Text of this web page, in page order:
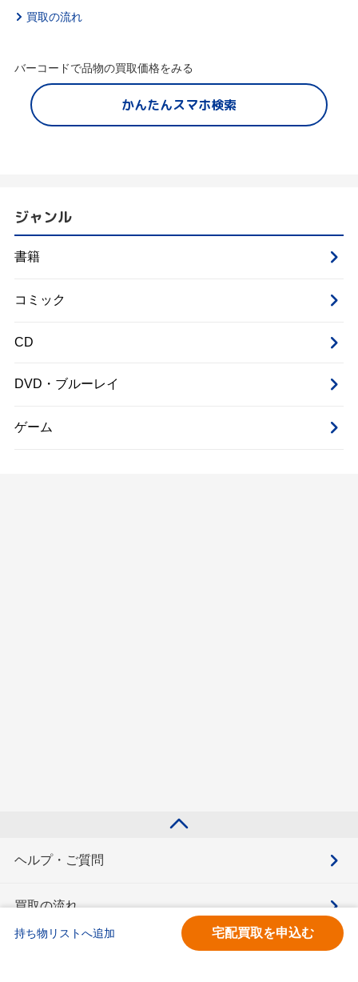
買取の流れ
バーコードで品物の買取価格をみる
かんたんスマホ検索
ジャンル
書籍
コミック
CD
DVD・ブルーレイ
ゲーム
持ち物リストへ追加 宅配買取を申込む
ヘルプ・ご質問
買取の流れ